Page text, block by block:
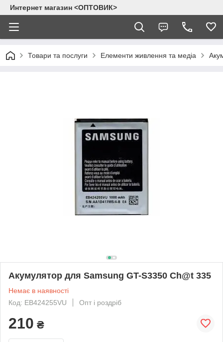
Интернет магазин <ОПТОВИК>
Товари та послуги Елементи живлення та медіа
Акумулятор для Samsung GT-S3350 Ch@t 335
Немає в наявності
Код: EB424255VU
Опт і роздріб
210 ₴